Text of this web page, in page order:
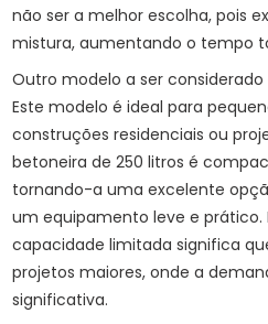
não ser a melhor escolha, pois
mistura, aumentando o tempo
Outro modelo a ser
Este modelo é ideal para
construções residenciais ou
betoneira de 250 litros é
tornando-a uma excelente
um equipamento leve e prático.
capacidade limitada significa
projetos maiores, onde a
significativa.